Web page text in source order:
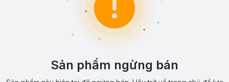
Sản phẩm ngừng bán